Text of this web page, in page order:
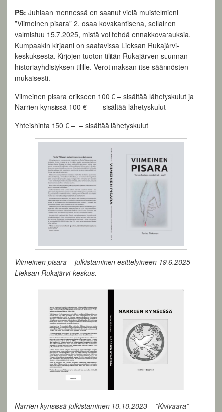
PS: Juhlaan mennessä en saanut vielä muistelmieni
”Viimeinen pisara” 2. osaa kovakantisena, sellainen
valmistuu 15.7.2025, mistä voi tehdä ennakkovarauksia.
Kumpaakin kirjaani on saatavissa Lieksan Rukajärvi-
keskuksesta. Kirjojen tuoton tilitän Rukajärven suunnan
historiayhdistyksen tilille. Verot maksan itse säännösten
mukaisesti.
Viimeinen pisara erikseen 100 € – sisältää lähetyskulut ja
Narrien kynsissä 100 € – – sisältää lähetyskulut
Yhteishinta 150 € – – sisältää lähetyskulut
Viimeinen pisara – julkistaminen esittelyineen 19.6.2025 –
Lieksan Rukajärvi-keskus.
Narrien kynsissä julkistaminen 10.10.2023 – ”Kivivaara”